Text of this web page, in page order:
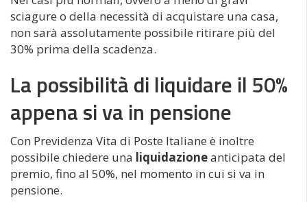
sciagure o della necessità di acquistare una casa,
non sarà assolutamente possibile ritirare più del
30% prima della scadenza.
La possibilità di liquidare il 50%
appena si va in pensione
Con Previdenza Vita di Poste Italiane è inoltre
possibile chiedere una liquidazioneanticipata del
premio, fino al 50%, nel momento in cui si va in
pensione.